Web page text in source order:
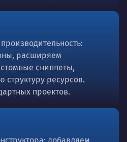
расширяем
сниппеты,
структуру ресурсов.
проектов.
добавляем